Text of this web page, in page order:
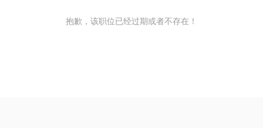
抱歉，该职位已经过期或者不存在！